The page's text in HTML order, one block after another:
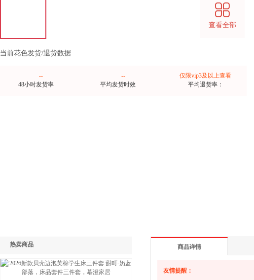
查看全部
当前花色发货/退货数据
--
48小时发货率
--
平均发货时效
仅限vip3及以上查看
平均退货率：
热卖商品 商品详情
友情提醒：